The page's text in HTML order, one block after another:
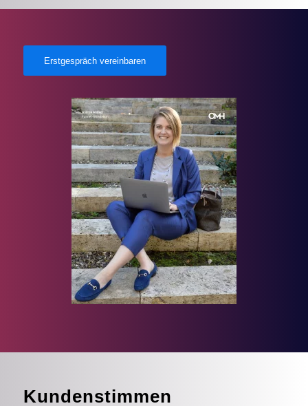
Erstgespräch vereinbaren
Kundenstimmen